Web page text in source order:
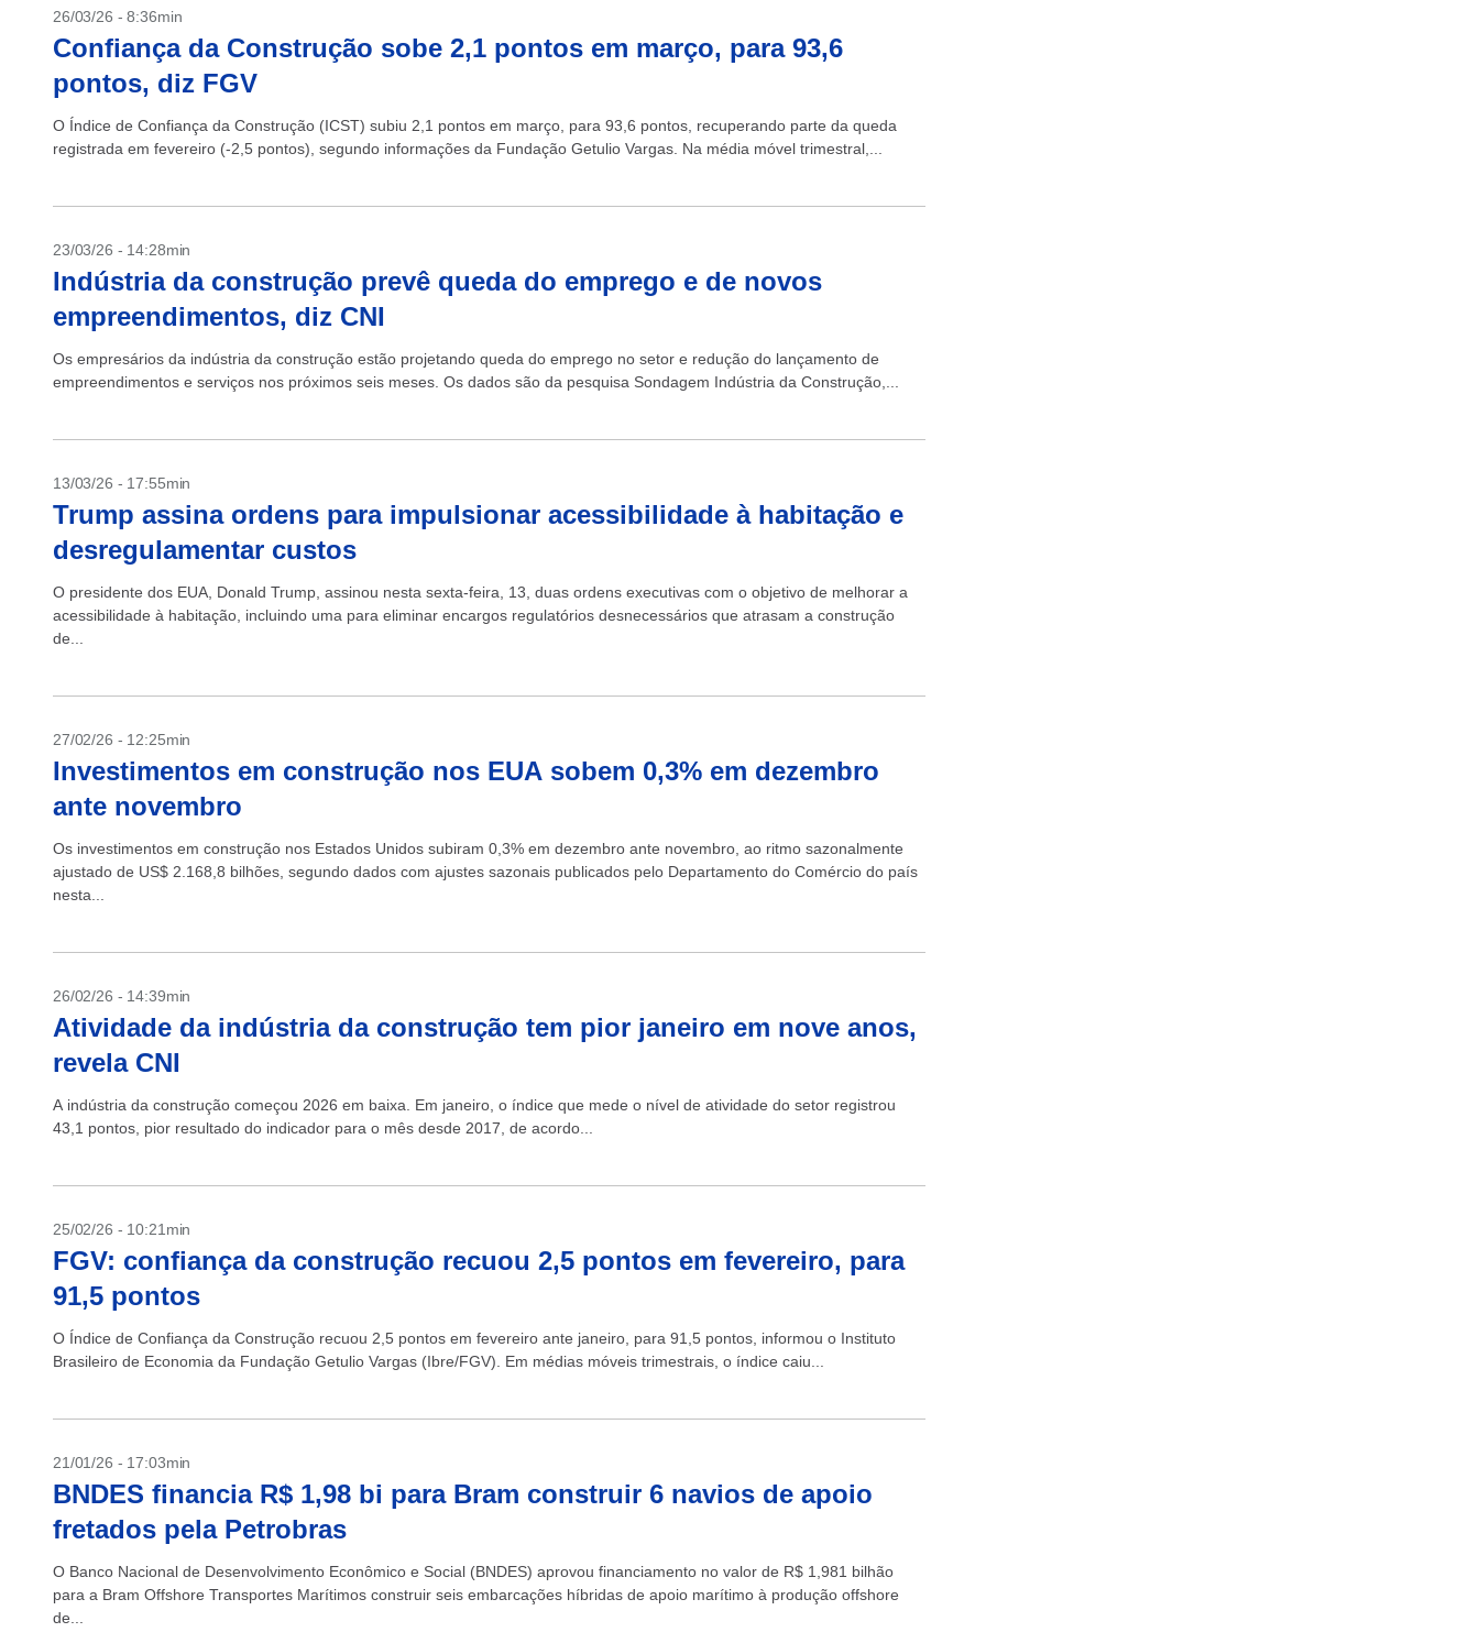
26/03/26 - 8:36min
Confiança da Construção sobe 2,1 pontos em março, para 93,6
pontos, diz FGV
O Índice de Confiança da Construção (ICST) subiu 2,1 pontos em março, para 93,6 pontos, recuperando parte da queda
registrada em fevereiro (-2,5 pontos), segundo informações da Fundação Getulio Vargas. Na média móvel trimestral,...
23/03/26 - 14:28min
Indústria da construção prevê queda do emprego e de novos
empreendimentos, diz CNI
Os empresários da indústria da construção estão projetando queda do emprego no setor e redução do lançamento de
empreendimentos e serviços nos próximos seis meses. Os dados são da pesquisa Sondagem Indústria da Construção,...
13/03/26 - 17:55min
Trump assina ordens para impulsionar acessibilidade à habitação e
desregulamentar custos
O presidente dos EUA, Donald Trump, assinou nesta sexta-feira, 13, duas ordens executivas com o objetivo de melhorar a
acessibilidade à habitação, incluindo uma para eliminar encargos regulatórios desnecessários que atrasam a construção
de...
27/02/26 - 12:25min
Investimentos em construção nos EUA sobem 0,3% em dezembro
ante novembro
Os investimentos em construção nos Estados Unidos subiram 0,3% em dezembro ante novembro, ao ritmo sazonalmente
ajustado de US$ 2.168,8 bilhões, segundo dados com ajustes sazonais publicados pelo Departamento do Comércio do país
nesta...
26/02/26 - 14:39min
Atividade da indústria da construção tem pior janeiro em nove anos,
revela CNI
A indústria da construção começou 2026 em baixa. Em janeiro, o índice que mede o nível de atividade do setor registrou
43,1 pontos, pior resultado do indicador para o mês desde 2017, de acordo...
25/02/26 - 10:21min
FGV: confiança da construção recuou 2,5 pontos em fevereiro, para
91,5 pontos
O Índice de Confiança da Construção recuou 2,5 pontos em fevereiro ante janeiro, para 91,5 pontos, informou o Instituto
Brasileiro de Economia da Fundação Getulio Vargas (Ibre/FGV). Em médias móveis trimestrais, o índice caiu...
21/01/26 - 17:03min
BNDES financia R$ 1,98 bi para Bram construir 6 navios de apoio
fretados pela Petrobras
O Banco Nacional de Desenvolvimento Econômico e Social (BNDES) aprovou financiamento no valor de R$ 1,981 bilhão
para a Bram Offshore Transportes Marítimos construir seis embarcações híbridas de apoio marítimo à produção offshore
de...